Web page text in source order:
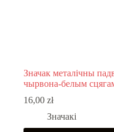
Значак металічны
чырвона-белым
16,00 zł
Значакі